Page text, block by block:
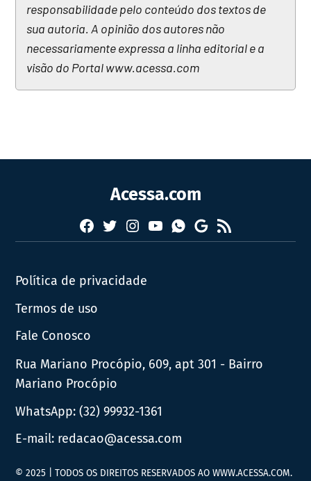
responsabilidade pelo conteúdo dos textos de
sua autoria. A opinião dos autores não
necessariamente expressa a linha editorial e a
visão do Portal www.acessa.com
Acessa.com
Facebook
TwitterInstagram
YouTubeWhatsapp
Google
News
RSS
Política de privacidade
Termos de uso
Fale Conosco
Rua Mariano Procópio, 609, apt 301 - Bairro
Mariano Procópio
WhatsApp:(32) 99932-1361
E-mail: redacao@acessa.com
© 2025 | TODOS OS DIREITOS RESERVADOS AO WWW.ACESSA.COM.